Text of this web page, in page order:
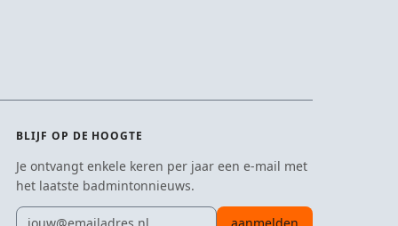
BLIJF OP DE HOOGTE
Je ontvangt enkele keren per jaar een e-mail met
het laatste badmintonnieuws.
E-mailadres